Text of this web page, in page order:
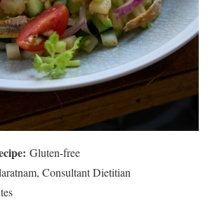
Gluten-free
Consultant Dietitian